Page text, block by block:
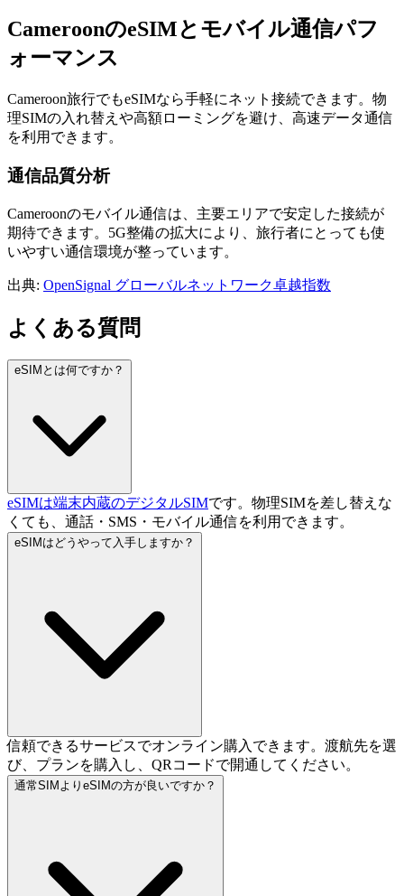
CameroonのeSIMとモバイル通信パフ
ォーマンス
Cameroon旅行でもeSIMなら手軽にネット接続できます。物
理SIMの入れ替えや高額ローミングを避け、高速データ通信
を利用できます。
通信品質分析
Cameroonのモバイル通信は、主要エリアで安定した接続が
期待できます。5G整備の拡大により、旅行者にとっても使
いやすい通信環境が整っています。
出典: OpenSignal グローバルネットワーク卓越指数
よくある質問
eSIMとは何ですか？
eSIMは端末内蔵のデジタルSIMです。物理SIMを差し替えな
くても、通話・SMS・モバイル通信を利用できます。
eSIMはどうやって入手しますか？
信頼できるサービスでオンライン購入できます。渡航先を選
び、プランを購入し、QRコードで開通してください。
通常SIMよりeSIMの方が良いですか？